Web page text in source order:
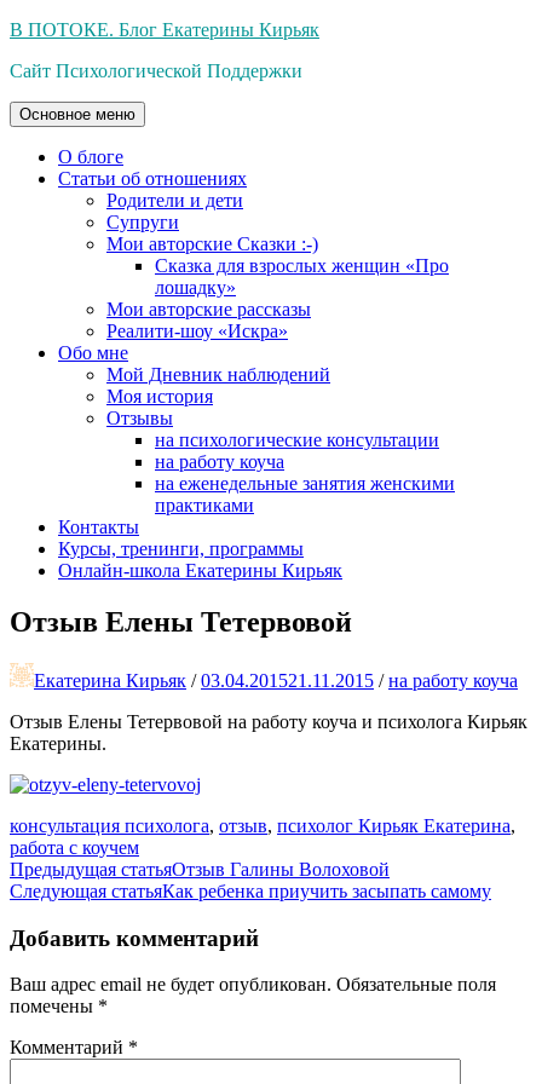
Перейти
содержимому
В ПОТОКЕ. Блог Екатерины Кирьяк
Сайт Психологической Поддержки
Основное меню
О блоге
Статьи об отношениях
Родители и дети
Супруги
Мои авторские Сказки :-)
Сказка для взрослых женщин «Про
лошадку»
Мои авторские рассказы
Реалити-шоу «Искра»
Обо мне
Мой Дневник наблюдений
Моя история
Отзывы
на психологические консультации
на работу коуча
на еженедельные занятия женскими
практиками
Контакты
Курсы, тренинги, программы
Онлайн-школа Екатерины Кирьяк
Отзыв Елены Тетервовой
Екатерина Кирьяк / 03.04.201521.11.2015 / на работу коуча
Отзыв Елены Тетервовой на работу коуча и психолога Кирьяк
Екатерины.
консультация психолога, отзыв, психолог Кирьяк Екатерина,
работа с коучем
Навигация
по
записям
Предыдущая статьяОтзыв Галины Волоховой
Следующая статьяКак ребенка приучить засыпать самому
Добавить комментарий
Ваш адрес email не будет опубликован. Обязательные поля
помечены *
Комментарий *